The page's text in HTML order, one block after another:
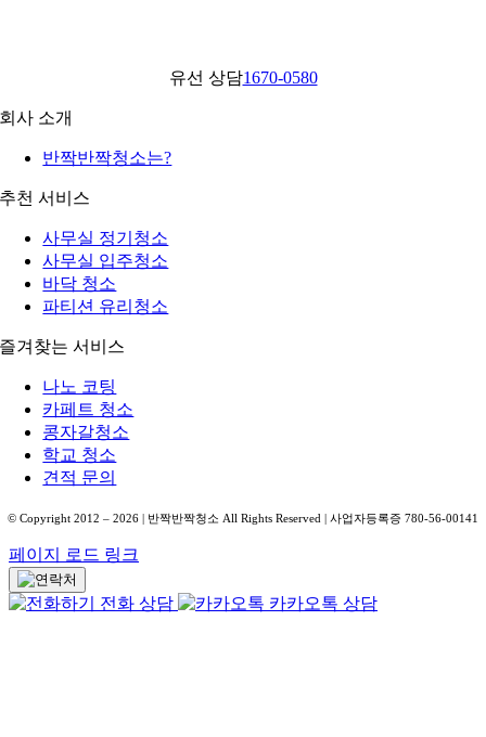
유선 상담1670-0580
회사 소개
반짝반짝청소는?
추천 서비스
사무실 정기청소
사무실 입주청소
바닥 청소
파티션 유리청소
즐겨찾는 서비스
나노 코팅
카페트 청소
콩자갈청소
학교 청소
견적 문의
© Copyright 2012 – 2026 | 반짝반짝청소 All Rights Reserved | 사업자등록증 780-56-00141
페이지 로드 링크
전화 상담
카카오톡 상담